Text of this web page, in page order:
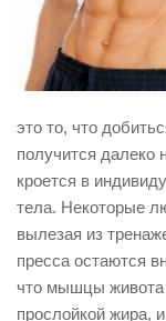
это то, что
получится далеко
кроется в
тела. Некоторые
вылезая из
пресса остаются
что мышцы живота
прослойкой жира,